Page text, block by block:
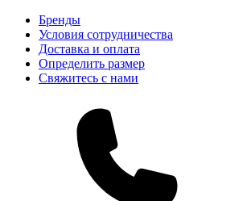
Бренды
Условия сотрудничества
Доставка и оплата
Определить размер
Свяжитесь с нами